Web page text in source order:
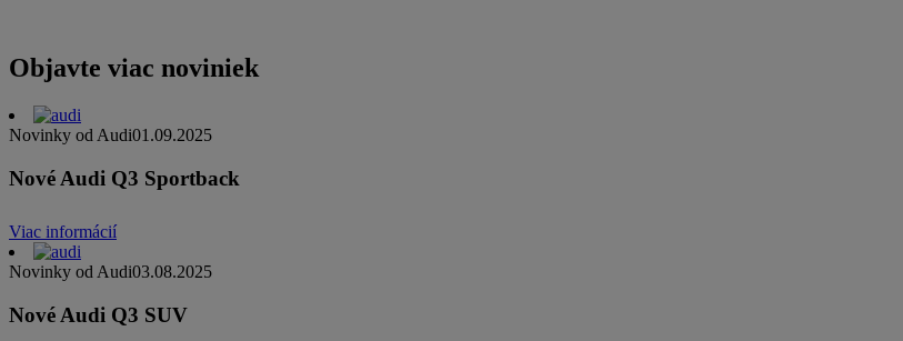
Objavte viac noviniek
Novinky od Audi01.09.2025
Nové Audi Q3 Sportback
Viac informácií
Novinky od Audi03.08.2025
Nové Audi Q3 SUV